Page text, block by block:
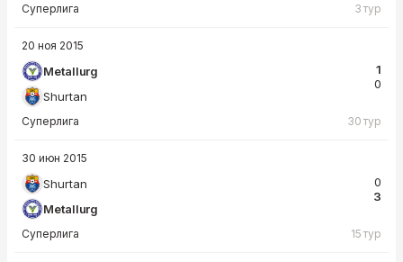
Суперлига 3 тур
20 ноя 2015
Metallurg
Shurtan
1
0
Суперлига 30 тур
30 июн 2015
Shurtan
Metallurg
0
3
Суперлига 15 тур